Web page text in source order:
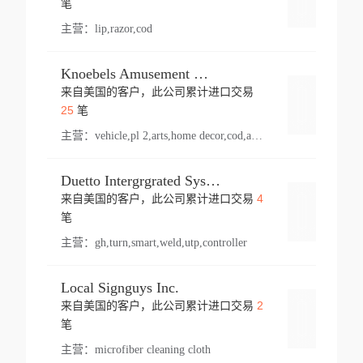
笔
主营： lip,razor,cod
Knoebels Amusement Resort
来自美国的客户，此公司累计进口交易
25笔
主营： vehicle,pl 2,arts,home decor,cod,amusement ride,sea
Duetto Intergrgrated Systems Inc.
来自美国的客户，此公司累计进口交易 4
笔
主营： gh,turn,smart,weld,utp,controller
Local Signguys Inc.
来自美国的客户，此公司累计进口交易 2
笔
主营： microfiber cleaning cloth